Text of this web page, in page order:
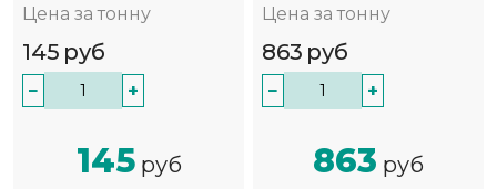
Цена за тонну
145 руб
− +
145руб
Цена за тонну
863 руб
− +
863 руб